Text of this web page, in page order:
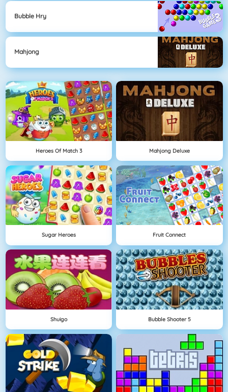
Bubble Hry
Mahjong
Heroes Of Match 3 Mahjong Deluxe
Sugar Heroes Fruit Connect
Shuigo Bubble Shooter 5